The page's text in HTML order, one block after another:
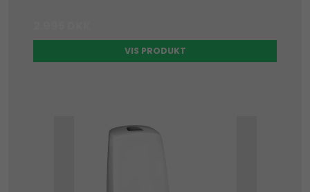
VIS PRODUKT